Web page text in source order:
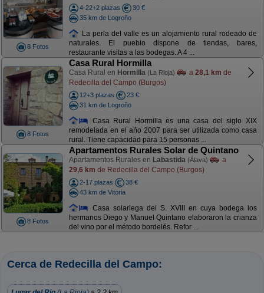
8 Fotos
4-22+2 plazas
30 €
35 km de Logroño
La perla del valle es un alojamiento rural rodeado de
naturales. El pueblo dispone de tiendas, bares,
restaurante visitas a las bodegas. A 4 ...
8 Fotos
Casa Rural Hormilla
Casa Rural en Hormilla (La Rioja) a 28,1 km de
Redecilla del Campo (Burgos)
12+3 plazas
23 €
31 km de Logroño
Casa Rural Hormilla es una casa del siglo XIX
remodelada en el año 2007 para ser utilizada como casa
rural. Tiene capacidad para 15 personas ...
8 Fotos
Apartamentos Rurales Solar de Quintano
Apartamentos Rurales en Labastida (Álava)
a
29,6 km de Redecilla del Campo (Burgos)
2-17 plazas
38 €
43 km de Vitoria
Casa solariega del S. XVIII en cuya bodega los
hermanos Diego y Manuel Quintano elaboraron la crianza
del vino por el método bordelés. Refor ...
Cerca de Redecilla del Campo: